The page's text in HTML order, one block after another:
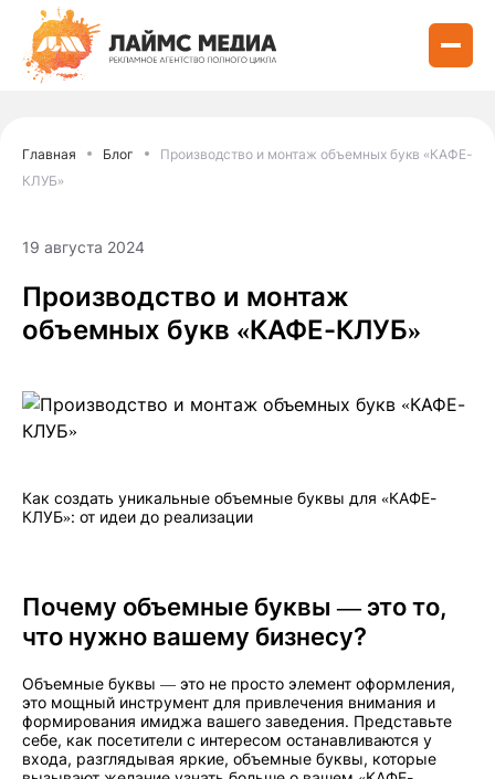
Главная Блог
Производство и монтаж объемных букв «КАФЕ-
КЛУБ»
19 августа 2024
Производство и монтаж
объемных букв «КАФЕ-КЛУБ»
Как создать уникальные объемные буквы для «КАФЕ-
КЛУБ»: от идеи до реализации
Почему объемные буквы — это то,
что нужно вашему бизнесу?
Объемные буквы — это не просто элемент оформления,
это мощный инструмент для привлечения внимания и
формирования имиджа вашего заведения. Представьте
себе, как посетители с интересом останавливаются у
входа, разглядывая яркие, объемные буквы, которые